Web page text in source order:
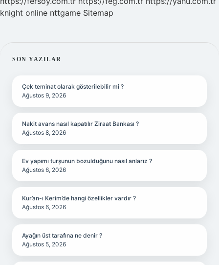
knight online nttgame Sitemap
SIDEBAR
SON YAZILAR
Çek teminat olarak gösterilebilir mi ?
Ağustos 9, 2026
Nakit avans nasıl kapatılır Ziraat Bankası ?
Ağustos 8, 2026
Ev yapımı turşunun bozulduğunu nasıl anlarız ?
Ağustos 6, 2026
Kur’an-ı Kerim’de hangi özellikler vardır ?
Ağustos 6, 2026
Ayağın üst tarafına ne denir ?
Ağustos 5, 2026